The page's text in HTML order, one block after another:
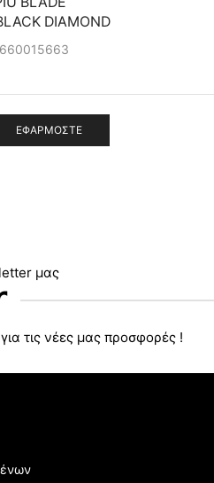
DIAMOND
ΕΦΑΡΜΌΣΤΕ
μας
τις νέες μας προσφορές !